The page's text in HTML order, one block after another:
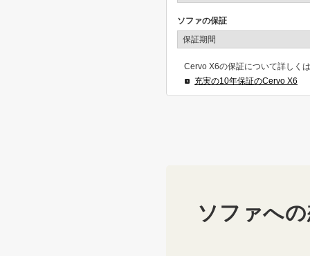
ソファの保証
保証期間
Cervo X6の保証について詳しく
充実の10年保証のCervo X6
ソファへ